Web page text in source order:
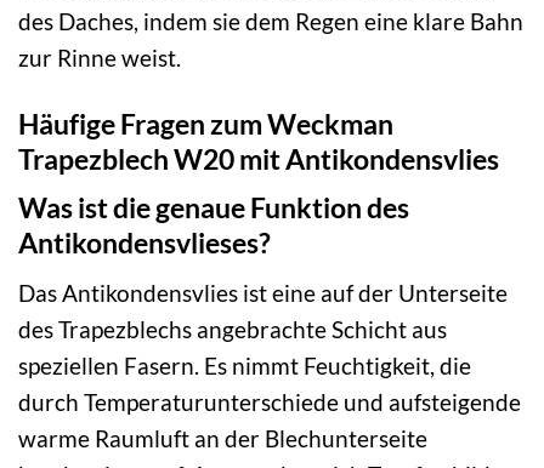
des Daches, indem sie dem Regen eine klare Bahn
zur Rinne weist.
Häufige Fragen zum Weckman
Trapezblech W20 mit Antikondensvlies
Was ist die genaue Funktion des
Antikondensvlieses?
Das Antikondensvlies ist eine auf der Unterseite
des Trapezblechs angebrachte Schicht aus
speziellen Fasern. Es nimmt Feuchtigkeit, die
durch Temperaturunterschiede und aufsteigende
warme Raumluft an der Blechunterseite